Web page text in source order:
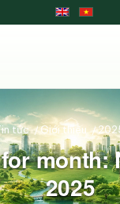
month:
2025
tức /Giới thiệu /